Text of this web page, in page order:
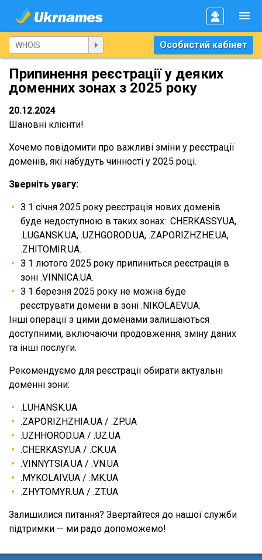
Особистий кабінет
Припинення реєстрації у деяких
доменних зонах з 2025 року
20.12.2024
Шановні клієнти!
Хочемо повідомити про важливі зміни у реєстрації
доменів, які набудуть чинності у 2025 році.
Зверніть увагу:
З 1 січня 2025 року реєстрація нових доменів
буде недоступною в таких зонах: .CHERKASSY.UA,
.LUGANSK.UA, .UZHGOROD.UA, .ZAPORIZHZHE.UA,
.ZHITOMIR.UA.
З 1 лютого 2025 року припиниться реєстрація в
зоні .VINNICA.UA.
З 1 березня 2025 року не можна буде
реєструвати домени в зоні .NIKOLAEV.UA.
Інші операції з цими доменами залишаються
доступними, включаючи продовження, зміну даних
та інші послуги.
Рекомендуємо для реєстрації обирати актуальні
доменні зони:
.LUHANSK.UA
.ZAPORIZHZHIA.UA / .ZP.UA
.UZHHOROD.UA / .UZ.UA
.CHERKASY.UA / .CK.UA
.VINNYTSIA.UA / .VN.UA
.MYKOLAIV.UA / .MK.UA
.ZHYTOMYR.UA / .ZT.UA
Залишилися питання? Звертайтеся до нашої служби
підтримки — ми радо допоможемо!